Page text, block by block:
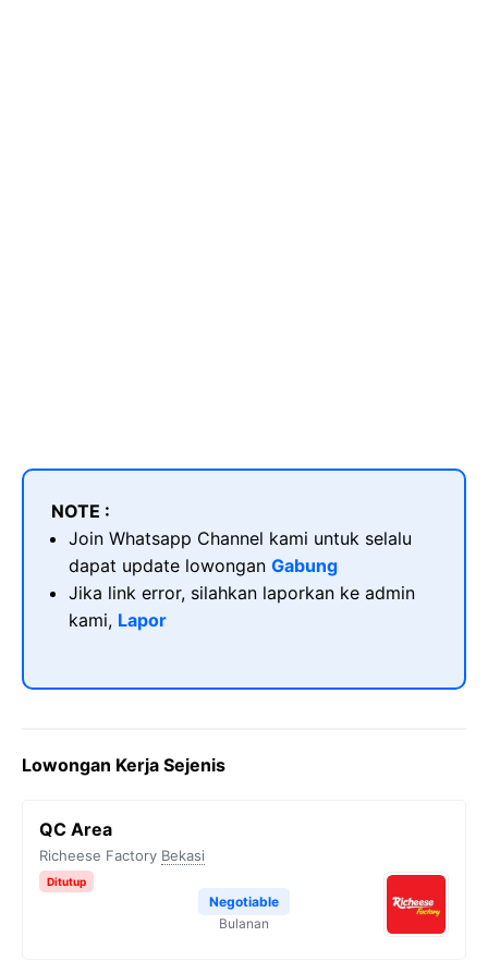
NOTE :
Join Whatsapp Channel kami untuk selalu
dapat update lowongan Gabung
Jika link error, silahkan laporkan ke admin
kami, Lapor
Lowongan Kerja Sejenis
QC Area
Richeese Factory Bekasi
Ditutup
Negotiable
Bulanan